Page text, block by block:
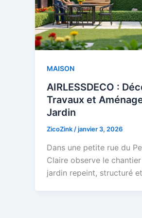
MAISON
AIRLESSDECO :
Travaux et
Jardin
ZicoZink /janvier 3, 2026
Dans une petite rue du
Claire observe le
jardin repeint, structuré